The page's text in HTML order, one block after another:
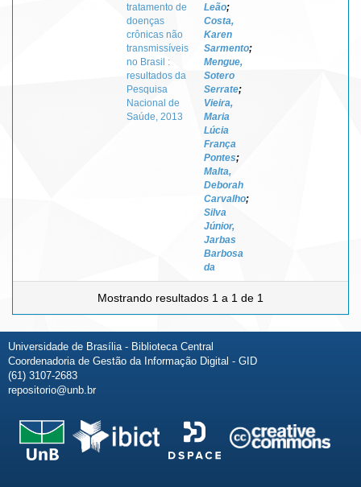
tratamento de
doenças
crônicas não
transmissíveis
no Brasil :
resultados da
Pesquisa
Nacional de
Saúde, 2013
Leão;
Costa,
Karen
Sarmento;
Mengue,
Sotero
Serrate;
Vieira,
Maria
Lúcia
França
Pontes;
Malta,
Deborah
Carvalho;
Silva
Júnior,
Jarbas
Barbosa
da
Mostrando resultados 1 a 1 de 1
Universidade de Brasília - Biblioteca Central
Coordenadoria de Gestão da Informação Digital - GID
(61) 3107-2683
repositorio@unb.br